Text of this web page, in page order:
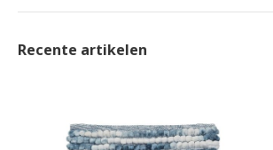
Recente artikelen